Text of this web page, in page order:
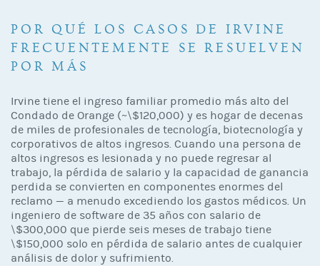
POR QUÉ LOS CASOS DE IRVINE
FRECUENTEMENTE SE RESUELVEN
POR MÁS
Irvine tiene el ingreso familiar promedio más alto del
Condado de Orange (~\$120,000) y es hogar de decenas
de miles de profesionales de tecnología, biotecnología y
corporativos de altos ingresos. Cuando una persona de
altos ingresos es lesionada y no puede regresar al
trabajo, la pérdida de salario y la capacidad de ganancia
perdida se convierten en componentes enormes del
reclamo — a menudo excediendo los gastos médicos. Un
ingeniero de software de 35 años con salario de
\$300,000 que pierde seis meses de trabajo tiene
\$150,000 solo en pérdida de salario antes de cualquier
análisis de dolor y sufrimiento.